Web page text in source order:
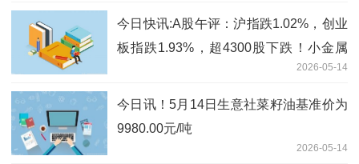
今日快讯:A股午评：沪指跌1.02%，创业
板指跌1.93%，超4300股下跌！小金属
2026-05-14
今日讯！5月14日生意社菜籽油基准价为
9980.00元/吨
2026-05-14